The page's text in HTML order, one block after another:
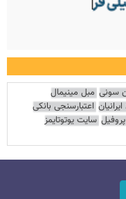
سونی مبل مینیمال
اعتبارسنجی بانکی
سایت یوتوتایمز